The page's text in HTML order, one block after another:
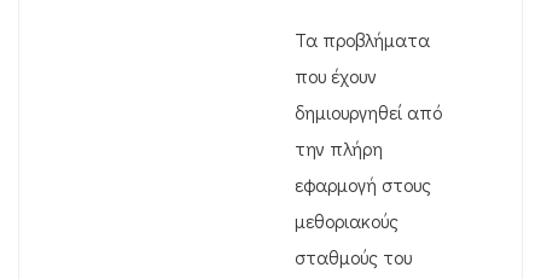
Τα προβλήματα
που έχουν
δημιουργηθεί από
την πλήρη
εφαρμογή στους
μεθοριακούς
σταθμούς του